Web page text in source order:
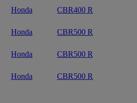
Honda CBR400 R
Honda CBR500 R
Honda CBR500 R
Honda CBR500 R